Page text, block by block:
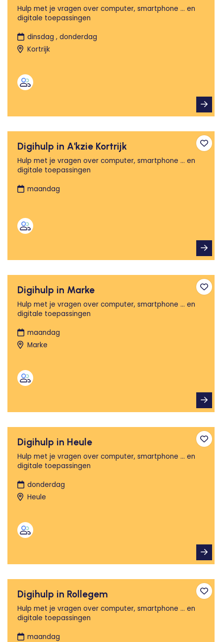
Hulp met je vragen over computer, smartphone ... en
digitale toepassingen
dinsdag , donderdag
Kortrijk
Digihulp in A'kzie Kortrijk
Hulp met je vragen over computer, smartphone ... en
digitale toepassingen
maandag
Digihulp in Marke
Hulp met je vragen over computer, smartphone ... en
digitale toepassingen
maandag
Marke
Digihulp in Heule
Hulp met je vragen over computer, smartphone ... en
digitale toepassingen
donderdag
Heule
Digihulp in Rollegem
Hulp met je vragen over computer, smartphone ... en
digitale toepassingen
maandag